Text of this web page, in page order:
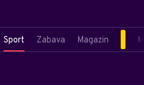
Sport Zabava Magazin